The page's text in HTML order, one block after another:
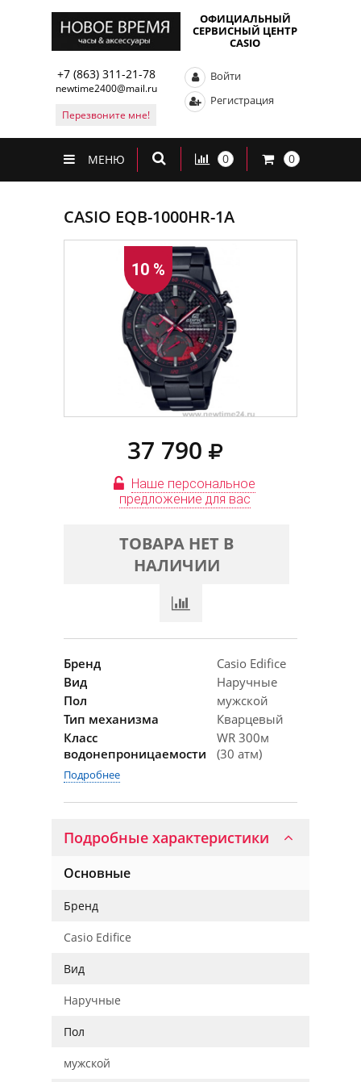
ОФИЦИАЛЬНЫЙ
СЕРВИСНЫЙ ЦЕНТР
CASIO
+7 (863) 311-21-78
newtime2400@mail.ru
Перезвоните мне!
Войти
Регистрация
МЕНЮ 0 0
CASIO EQB-1000HR-1A
10 %
37 790
Наше персональное
предложение для вас
ТОВАРА НЕТ В
НАЛИЧИИ
Бренд
Casio Edifice
Вид
Наручные
Пол
мужской
Тип механизма
Кварцевый
Класс
водонепроницаемости
WR 300м
(30 атм)
Подробнее
Подробные характеристики
Основные
Бренд
Casio Edifice
Вид
Наручные
Пол
мужской